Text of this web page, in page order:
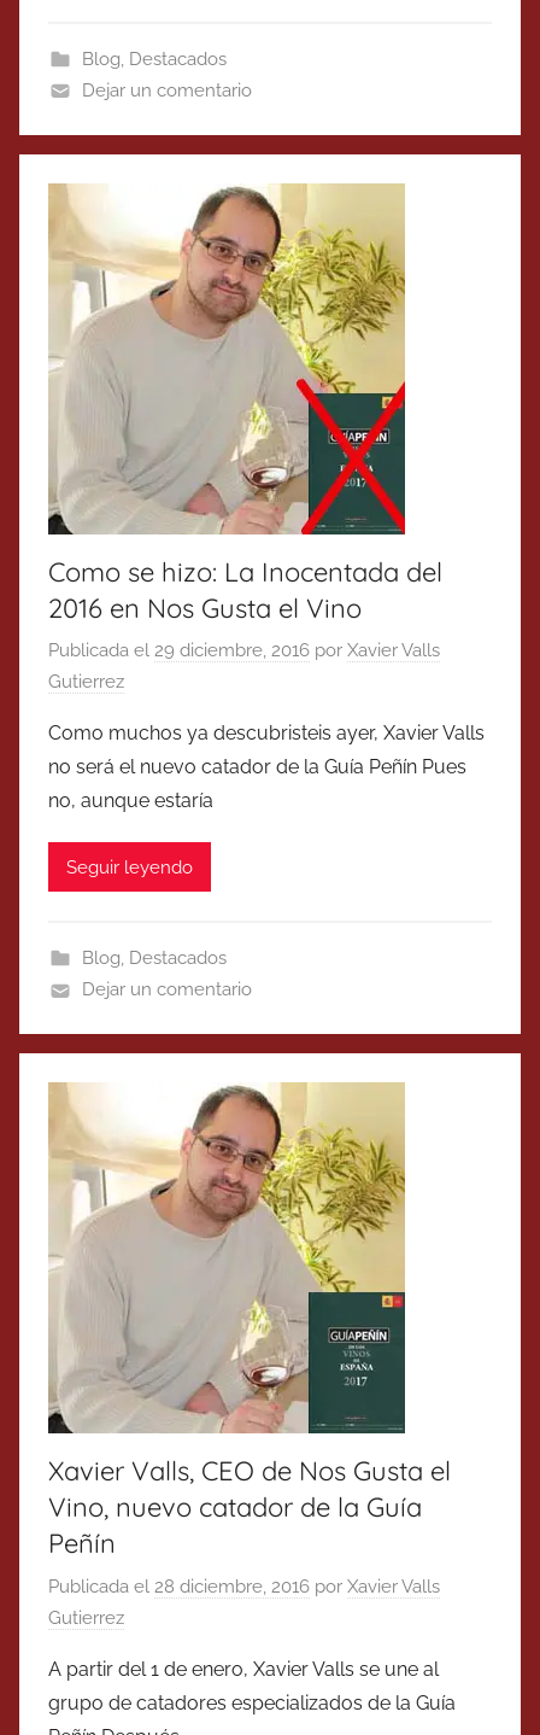
Blog, Destacados
Dejar un comentario
Como se hizo: La Inocentada del
2016 en Nos Gusta el Vino
Publicada el 29 diciembre, 2016 por Xavier Valls
Gutierrez
Como muchos ya descubristeis ayer, Xavier Valls
no será el nuevo catador de la Guía Peñín Pues
no, aunque estaría
Seguir leyendo
Blog, Destacados
Dejar un comentario
Xavier Valls, CEO de Nos Gusta el
Vino, nuevo catador de la Guía
Peñín
Publicada el 28 diciembre, 2016 por Xavier Valls
Gutierrez
A partir del 1 de enero, Xavier Valls se une al
grupo de catadores especializados de la Guía